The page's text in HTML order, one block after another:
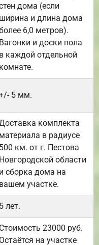
дома (если
ширина и длина дома
6,0 метров).
Вагонки и доски пола
в каждой отдельной
комнате.
5 мм.
комплекта
материала в радиусе
500 км. от г. Пестова
Новгородской области
и сборка дома на
вашем участке.
5 лет.
Стоимость 23000 руб.
Остаётся на участке